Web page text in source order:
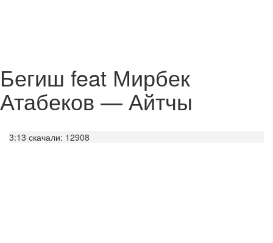
Бегиш feat Мирбек
Атабеков — Айтчы
3:13 скачали: 12908